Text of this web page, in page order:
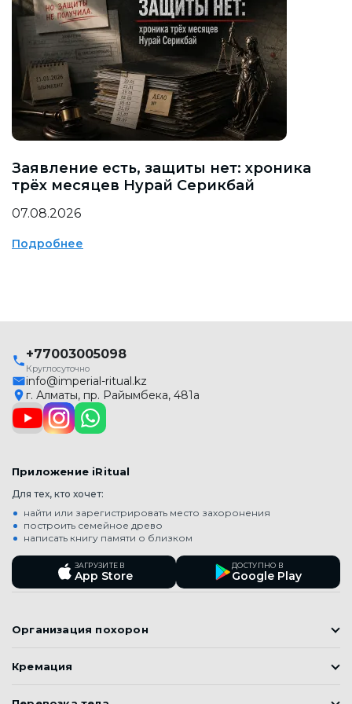
Заявление есть, защиты нет: хроника
трёх месяцев Нурай Серикбай
07.08.2026
Подробнее
+77003005098
Круглосуточно
info@imperial-ritual.kz
г. Алматы, пр. Райымбека, 481а
Приложение iRitual
Для тех, кто хочет:
найти или зарегистрировать место захоронения
построить семейное древо
написать книгу памяти о близком
ЗАГРУЗИТЕ В
App Store
ДОСТУПНО В
Google Play
Организация похорон
Корейские похороны
Кремация